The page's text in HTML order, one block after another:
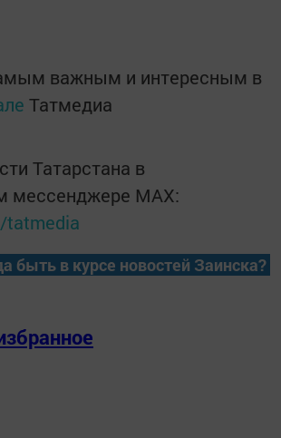
важным и интересным в
Татмедиа
Татарстана в
мессенджере MАХ:
tatmedia
быть в курсе новостей Заинска?